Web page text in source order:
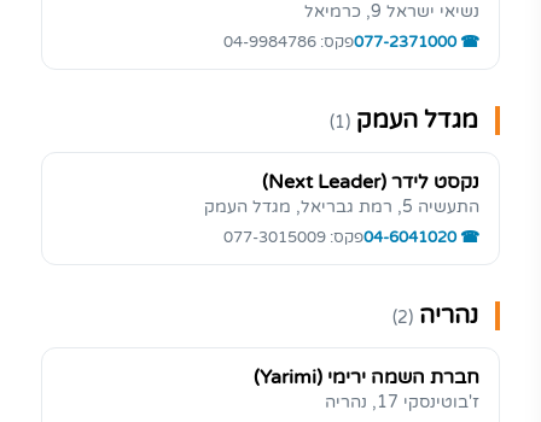
נשיאי ישראל 9, כרמיאל
077-2371000פקס: 04-9984786
מגדל העמק (1)
נקסט לידר (Next Leader)
התעשיה 5, רמת גבריאל, מגדל העמק
04-6041020פקס: 077-3015009
נהריה (2)
חברת השמה ירימי (Yarimi)
ז'בוטינסקי 17, נהריה